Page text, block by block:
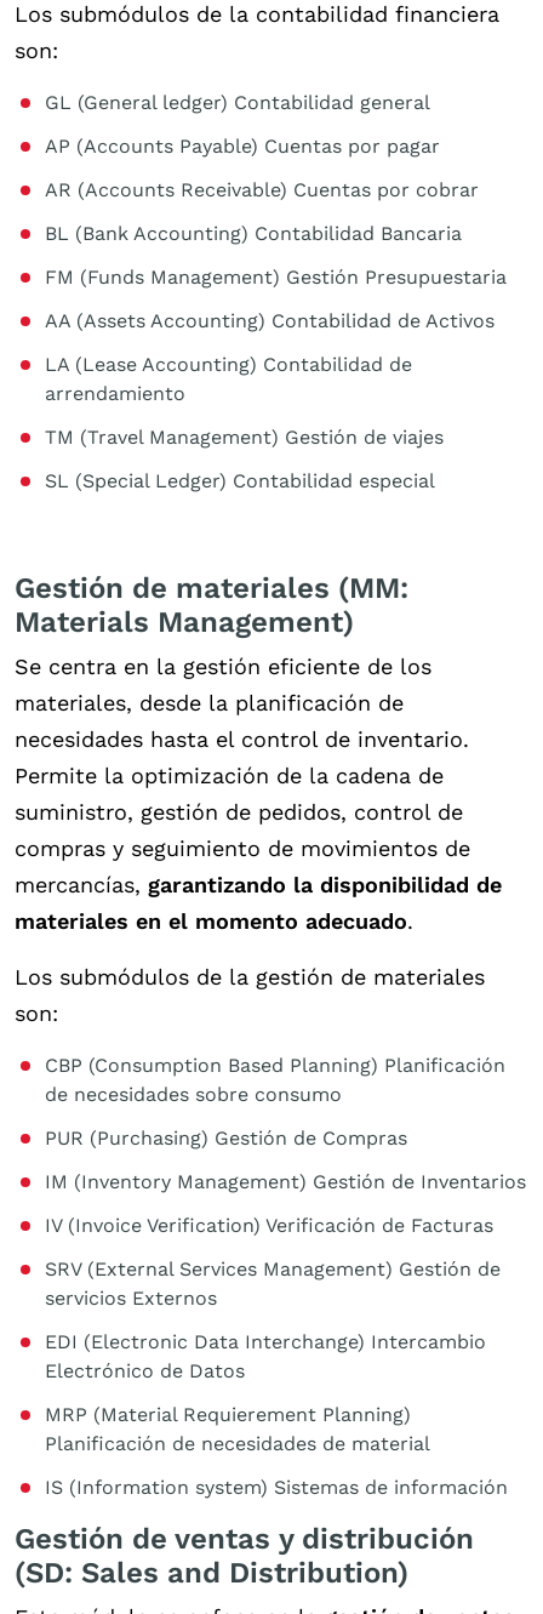
Los submódulos de la contabilidad financiera
son:
GL (General ledger) Contabilidad general
AP (Accounts Payable) Cuentas por pagar
AR (Accounts Receivable) Cuentas por cobrar
BL (Bank Accounting) Contabilidad Bancaria
FM (Funds Management) Gestión Presupuestaria
AA (Assets Accounting) Contabilidad de Activos
LA (Lease Accounting) Contabilidad de
arrendamiento
TM (Travel Management) Gestión de viajes
SL (Special Ledger) Contabilidad especial
Gestión de materiales (MM:
Materials Management)
Se centra en la gestión eficiente de los
materiales, desde la planificación de
necesidades hasta el control de inventario.
Permite la optimización de la cadena de
suministro, gestión de pedidos, control de
compras y seguimiento de movimientos de
mercancías, garantizando la disponibilidad de
materiales en el momento adecuado.
Los submódulos de la gestión de materiales
son:
CBP (Consumption Based Planning) Planificación
de necesidades sobre consumo
PUR (Purchasing) Gestión de Compras
IM (Inventory Management) Gestión de Inventarios
IV (Invoice Verification) Verificación de Facturas
SRV (External Services Management) Gestión de
servicios Externos
EDI (Electronic Data Interchange) Intercambio
Electrónico de Datos
MRP (Material Requierement Planning)
Planificación de necesidades de material
IS (Information system) Sistemas de información
Gestión de ventas y distribución
(SD: Sales and Distribution)